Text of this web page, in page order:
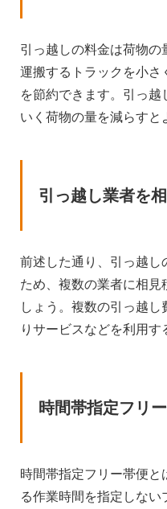
引っ越しの料金は荷物の
運搬するトラックを小
を節約できます。引っ
いく荷物の量を減らすと
引っ越し業者を
前述した通り、引っ越し
ため、複数の業者に相
しょう。複数の引っ越
りサービスなどを利用す
時間帯指定フリ
時間帯指定フリー帯便
る作業時間を指定しな